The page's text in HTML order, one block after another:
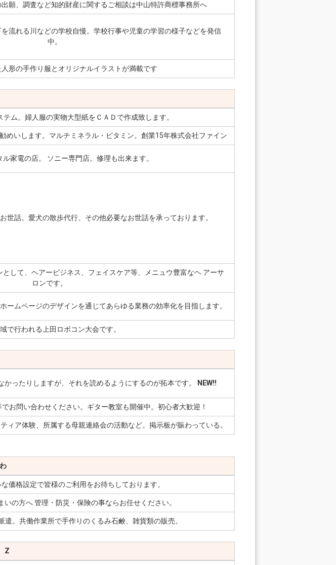
願、調査など知的財産に関するご相談は中山特許商標事務所へ
流れる川などの学校自慢。学校行事や児童の学習の様子などを発信
中。
形の手作り服とオリジナルイラストが満載です
ム。婦人服の実物大型紙をＣＡＤで作成致します。
めいします。マルチミネラル・ビタミン。創業15年株式会社ファイン
家電の店。 ソニー専門店。修理も出来ます。
世話。愛犬の散歩代行、その他必要なお世話を承っております。
して、ヘアービジネス、フェイスケア等、メニュウ豊富なヘ アーサ
ロンです。
ームページのデザインを通じてあらゆる業務の効率化を目指します。
域で行われる上田ロボコン大会です。
ったりしますが、それを読めるようにするのが拓本です。 NEW!!
お問い合わせください。ギター教室も開催中。初心者大歓迎！
ィア体験、所属する母親連絡会の活動など。掲示板が賑わっている。
価格設定で皆様のご利用をお待ちしております。
の方へ 管理・防災・保険の事ならお任せください。
。共働作業所で手作りのくるみ石鹸、雑貨類の販売。
Z